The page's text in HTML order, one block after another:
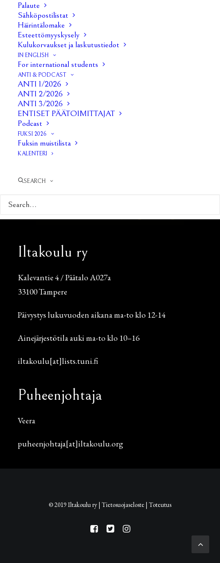
Palaute
Sähköpostilistat
Häirintälomake
Esteettömyyskysely
Kulukorvaukset ja laskutustiedot
IN ENGLISH
For international students
ANTI & PODCAST
ANTI 1/2026
ANTI 2/2026
ANTI 3/2026
ENTISET PÄÄTOIMITTAJAT
Podcast
FUKSI 2026
Fuksin muistilista
KALENTERI
SEARCH
1/38
Iltakoulu ry
Kalevantie 4 / Päätalo A027a
33100 Tampere
Päivystys lukuvuoden aikana ma-to klo 12-14
Ainejärjestötila auki ma-to klo 10–16
iltakoulu[at]lists.tuni.fi
Puheenjohtaja
Veera
puheenjohtaja[at]iltakoulu.org
© 2019 Iltakoulu ry | Tietosuojaseloste| Toteutus